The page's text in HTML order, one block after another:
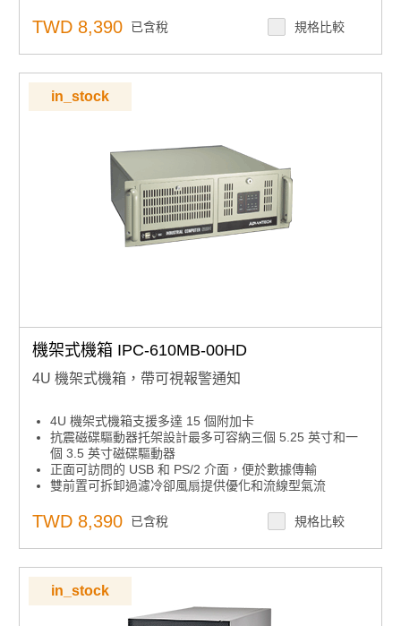
可上鎖的前門可防止未經授權的訪問
支援80多個單電源或高達500W的冗餘電源
TWD 8,390 已含稅 規格比較
in_stock
機架式機箱 IPC-610MB-00HD
4U 機架式機箱，帶可視報警通知
4U 機架式機箱支援多達 15 個附加卡
抗震磁碟驅動器托架設計最多可容納三個 5.25 英寸和一
個 3.5 英寸磁碟驅動器
正面可訪問的 USB 和 PS/2 介面，便於數據傳輸
雙前置可拆卸過濾冷卻風扇提供優化和流線型氣流
可上鎖的前門可防止未經授權的訪問
支援80多個單電源或高達500W的冗餘電源
TWD 8,390 已含稅 規格比較
in_stock